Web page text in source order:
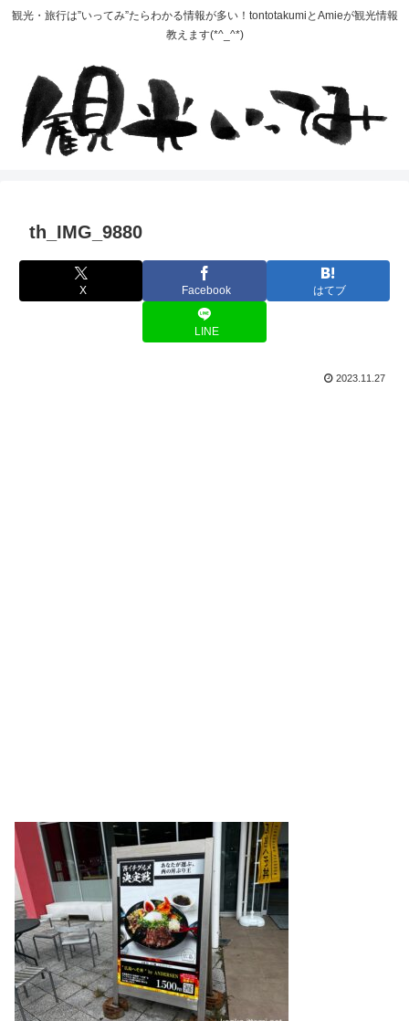
観光・旅行は”いってみ”たらわかる情報が多い！tontotakumiとAmieが観光情報
教えます(*^_^*)
th_IMG_9880
X Facebook はてブ
LINE
2023.11.27